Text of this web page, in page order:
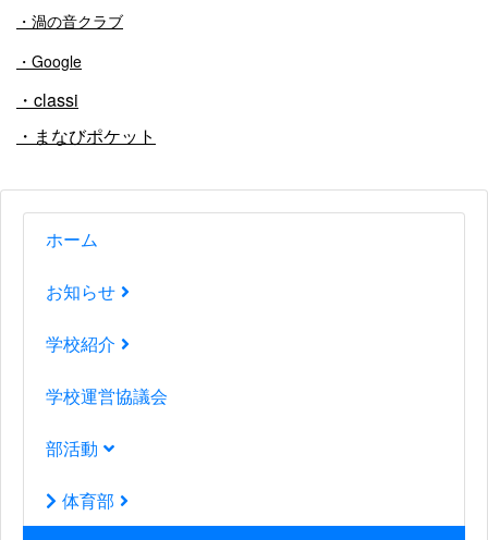
・渦の音クラブ
・Google
・classi
・まなびポケット
ホーム
お知らせ
学校紹介
学校運営協議会
部活動
体育部